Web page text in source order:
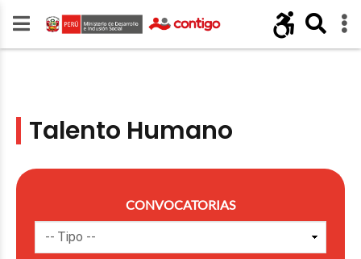
Talento Humano
CONVOCATORIAS